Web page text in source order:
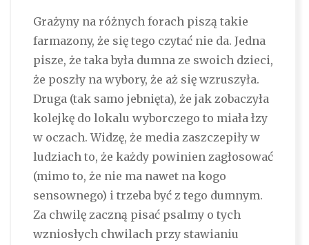
Grażyny na różnych forach piszą takie
farmazony, że się tego czytać nie da. Jedna
pisze, że taka była dumna ze swoich dzieci,
że poszły na wybory, że aż się wzruszyła.
Druga (tak samo jebnięta), że jak zobaczyła
kolejkę do lokalu wyborczego to miała łzy
w oczach. Widzę, że media zaszczepiły w
ludziach to, że każdy powinien zagłosować
(mimo to, że nie ma nawet na kogo
sensownego) i trzeba być z tego dumnym.
Za chwilę zaczną pisać psalmy o tych
wzniosłych chwilach przy stawianiu